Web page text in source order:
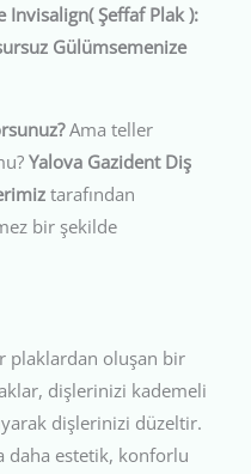
Invisalign( Şeffaf Plak ):
Gülümsemenize
Ama teller
Yalova Gazident Diş
tarafından
bir şekilde
plaklardan oluşan bir
dişlerinizi kademeli
dişlerinizi düzeltir.
daha estetik, konforlu